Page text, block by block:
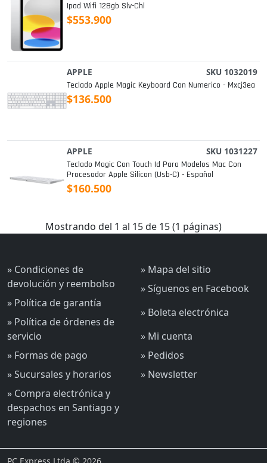
Ipad Wifi 128gb Slv-Chl
$553.900
APPLE SKU 1032019
Teclado Apple Magic Keyboard Con Numerico - Mxcj3ea
$136.500
APPLE SKU 1031227
Teclado Magic Con Touch Id Para Modelos Mac Con
Procesador Apple Silicon (usb-C) - Español
$160.500
Mostrando del 1 al 15 de 15 (1 páginas)
» Condiciones de
devolución y reembolso
» Política de garantía
» Política de órdenes de
servicio
» Formas de pago
» Sucursales y horarios
» Compra electrónica y
despachos en Santiago y
regiones
» Mapa del sitio
» Síguenos en Facebook
» Boleta electrónica
» Mi cuenta
» Pedidos
» Newsletter